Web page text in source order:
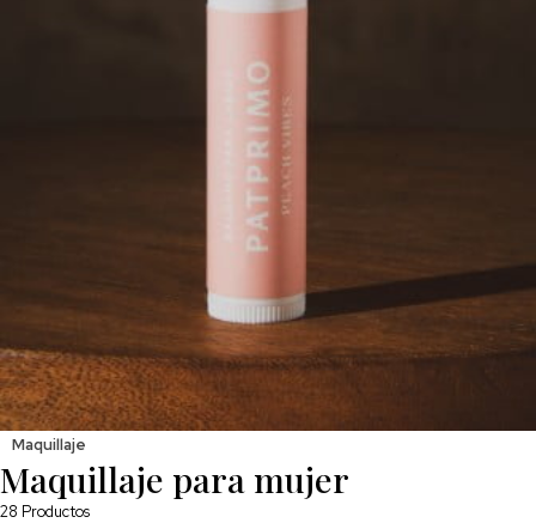
Maquillaje
Maquillaje para mujer
28 Productos